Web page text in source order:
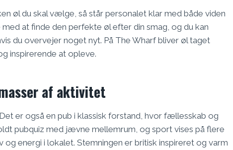
øl du skal vælge, så står personalet klar med både viden
at finde den perfekte øl efter din smag, og du kan
du overvejer noget nyt. På The Wharf bliver øl taget
inspirerende at opleve.
af aktivitet
er også en pub i klassisk forstand, hvor fællesskab og
pubquiz med jævne mellemrum, og sport vises på flere
energi i lokalet. Stemningen er britisk inspireret og varm